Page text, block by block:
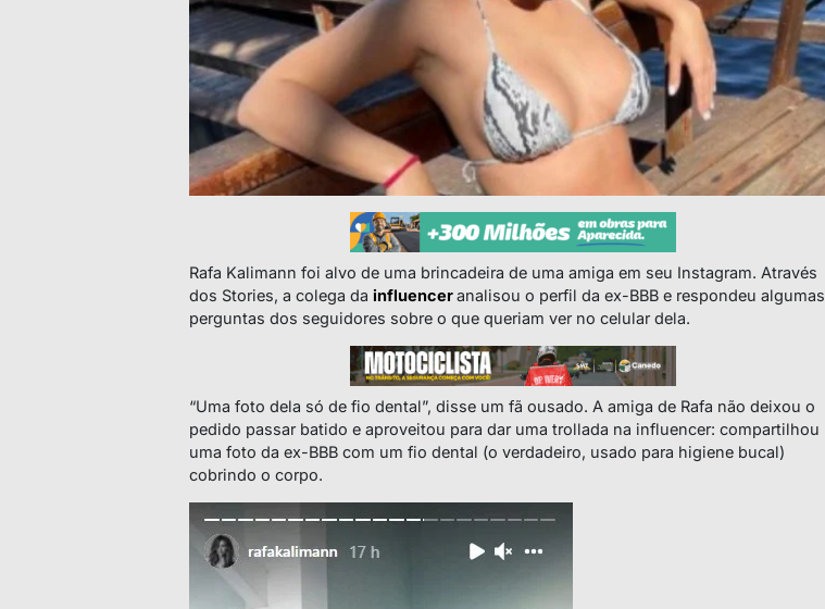
Rafa Kalimann foi alvo de uma brincadeira de uma amiga em seu Instagram. Através
dos Stories, a colega da influenceranalisou o perfil da ex-BBB e respondeu algumas
perguntas dos seguidores sobre o que queriam ver no celular dela.
“Uma foto dela só de fio dental”, disse um fã ousado. A amiga de Rafa não deixou o
pedido passar batido e aproveitou para dar uma trollada na influencer: compartilhou
uma foto da ex-BBB com um fio dental (o verdadeiro, usado para higiene bucal)
cobrindo o corpo.